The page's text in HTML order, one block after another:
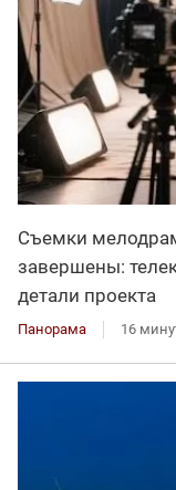
Съемки
завершены:
детали проекта
Панорама 16